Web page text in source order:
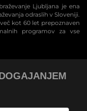
Ljubljana je ena
odraslih v Sloveniji.
kot 60 let prepoznaven
programov za vse